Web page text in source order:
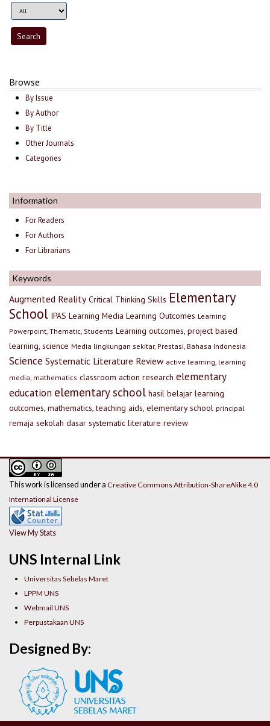
Browse
By Issue
By Author
By Title
Other Journals
Categories
Information
For Readers
For Authors
For Librarians
Keywords
Augmented Reality Critical Thinking Skills Elementary
School IPAS Learning Media Learning Outcomes Learning
Powerpoint, Thematic, Students Learning outcomes, project based
learning, science Media lingkungan sekitar, Prestasi, Bahasa Indonesia
Science Systematic Literature Review active learning, learning
media, mathematics classroom action research elementary
education elementary school hasil belajar learning
outcomes, mathematics, teaching aids, elementary school principal
remaja sekolah dasar systematic literature review
UNS Internal Link
Universitas Sebelas Maret
LPPM UNS
Webmail UNS
Perpustakaan UNS
This work is licensed under a Creative Commons Attribution-ShareAlike 4.0
International License
View My Stats
Designed By: